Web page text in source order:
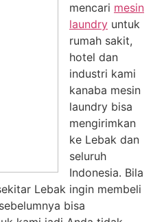
mencari mesin
laundry untuk
rumah sakit,
hotel dan
industri kami
kanaba mesin
laundry bisa
mengirimkan
ke Lebak dan
seluruh
Indonesia. Bila
Lebak ingin membeli
bisa